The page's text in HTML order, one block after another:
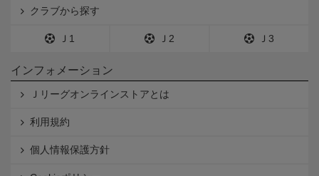
クラブから探す
Ｊ1 Ｊ2 Ｊ3
インフォメーション
Ｊリーグオンラインストアとは
利用規約
個人情報保護方針